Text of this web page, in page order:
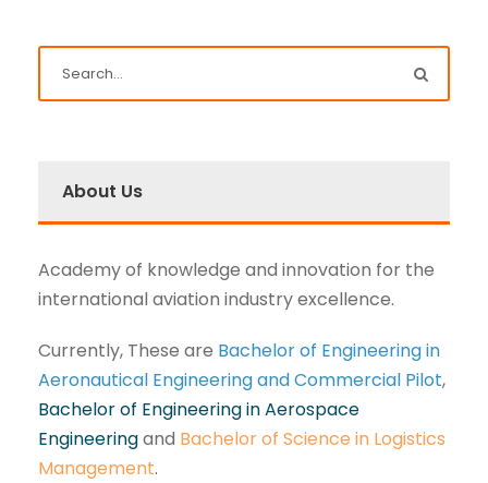
About Us
Academy of knowledge and innovation for the
international aviation industry excellence.
Currently, These are Bachelor of Engineering in
Aeronautical Engineering and Commercial Pilot,
Bachelor of Engineering in Aerospace
Engineeringand Bachelor of Science in Logistics
Management.